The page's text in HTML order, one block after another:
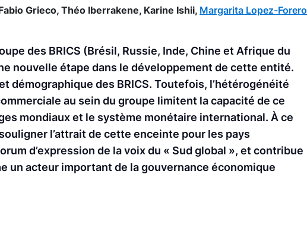
Grieco, Théo Iberrakene, Karine Ishii, Margarita Lopez-Forero
des BRICS (Brésil, Russie, Inde, Chine et Afrique du
nouvelle étape dans le développement de cette entité.
des BRICS. Toutefois, l’hétérogénéité
au sein du groupe limitent la capacité de ce
mondiaux et le système monétaire international. À ce
l’attrait de cette enceinte pour les pays
d’expression de la voix du « Sud global », et contribue
un acteur important de la gouvernance économique